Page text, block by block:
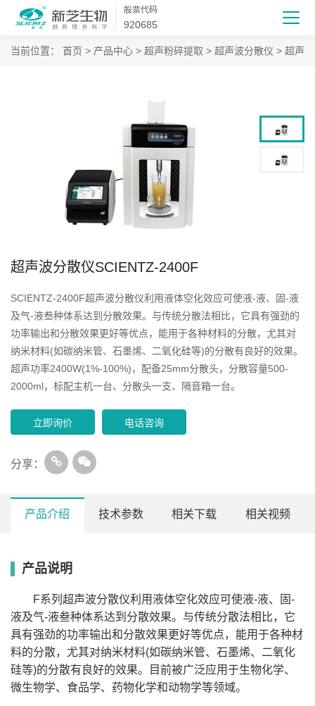
股票代码
920685
当前位置： 首页 > 产品中心 > 超声粉碎提取 > 超声波分散仪 > 超声
超声波分散仪SCIENTZ-2400F
SCIENTZ-2400F超声波分散仪利用液体空化效应可使液-液、固-液
及气-液叁种体系达到分散效果。与传统分散法相比，它具有强劲的
功率输出和分散效果更好等优点，能用于各种材料的分散，尤其对
纳米材料(如碳纳米管、石墨烯、二氧化硅等)的分散有良好的效果。
超声功率2400W(1%-100%)，配备25mm分散头，分散容量500-
2000ml，标配主机一台、分散头一支、隔音箱一台。
立即询价 电话咨询
分享：
产品介绍 技术参数 相关下载 相关视频
产品说明
F系列超声波分散仪利用液体空化效应可使液-液、固-
液及气-液叁种体系达到分散效果。与传统分散法相比，它
具有强劲的功率输出和分散效果更好等优点，能用于各种材
料的分散，尤其对纳米材料(如碳纳米管、石墨烯、二氧化
硅等)的分散有良好的效果。目前被广泛应用于生物化学、
微生物学、食品学、药物化学和动物学等领域。
号
SCIENTZ-
750F
SCIENTZ-1500F
20.0KHz
±0.5KHz
20.0KHz±0.5KHz 20.0KHz±0.5KHz
方
7英寸触摸
屏
7英寸触摸屏 7英寸触摸屏 7英寸触摸屏
定
时1-999min
定时
1-999min定时 1-999min定时